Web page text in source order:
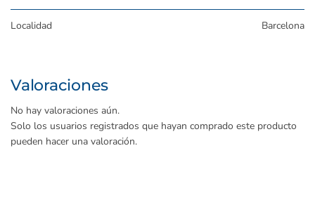
Localidad Barcelona
Valoraciones
No hay valoraciones aún.
Solo los usuarios registrados que hayan comprado este producto
pueden hacer una valoración.